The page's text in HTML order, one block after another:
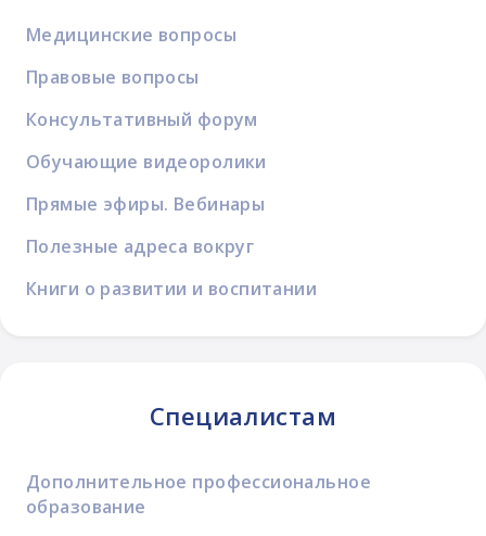
Медицинские вопросы
Правовые вопросы
Консультативный форум
Обучающие видеоролики
Прямые эфиры. Вебинары
Полезные адреса вокруг
Книги о развитии и воспитании
Специалистам
Дополнительное профессиональное
образование